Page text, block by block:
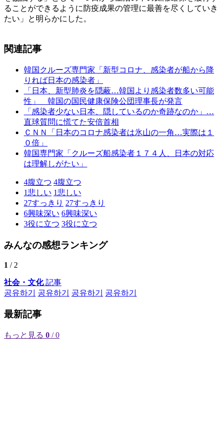
ることができるように防疫成果の管理に最善を尽くしていき
たい」と明らかにした。
関連記事
韓国クルーズ専門家「新型コロナ、感染者が船から降
りれば日本の感染者」
「日本、新型肺炎を隠蔽…韓国より感染者数多い可能
性」 韓国の国民健康保険公団理事長が発言
「感染者少ない日本、隠しているのか奇跡なのか」…
直球質問に慌てた安倍首相
ＣＮＮ「日本のコロナ感染者は氷山の一角…実際は１
０倍」
韓国専門家「クルーズ船感染者１７４人、日本の対応
は理解しがたい」
4腹立つ 4腹立つ
1悲しい 1悲しい
27すっきり 27すっきり
6興味深い 6興味深い
3役に立つ 3役に立つ
みんなの感想ランキング
1 / 2
社会・文化記事
공유하기
공유하기 공유하기 공유하기
最新記事
もっと見る 0 / 0